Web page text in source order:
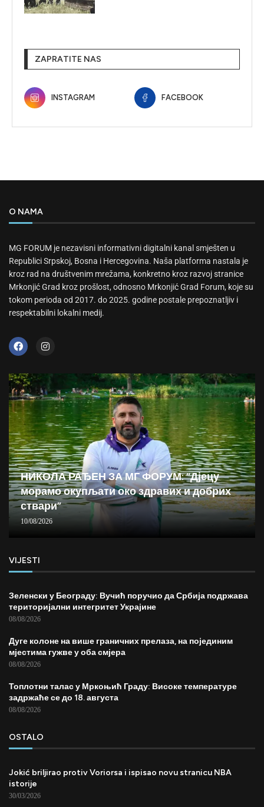
ZAPRATITE NAS
INSTAGRAM FACEBOOK
O NAMA
MG FORUM je nezavisni informativni digitalni kanal smješten u
Republici Srpskoj, Bosna i Hercegovina. Naša platforma nastala je
kroz rad na društvenim mrežama, konkretno kroz razvoj stranice
Mrkonjić Grad kroz prošlost, odnosno Mrkonjić Grad Forum, koje su
tokom perioda od 2017. do 2025. godine postale prepoznatljiv i
respektabilni lokalni medij.
НИКОЛА РАЂЕН ЗА МГ ФОРУМ: “Дјецу
морамо окупљати око здравих и добрих
ствари”
10/08/2026
VIJESTI
Зеленски у Београду: Вучић поручио да Србија подржава
територијални интегритет Украјине
08/08/2026
Дуге колоне на више граничних прелаза, на појединим
мјестима гужве у оба смјера
08/08/2026
Топлотни талас у Мркоњић Граду: Високе температуре
задржаће се до 18. августа
08/08/2026
OSTALO
Jokić briljirao protiv Voriorsa i ispisao novu stranicu NBA
istorije
30/03/2026